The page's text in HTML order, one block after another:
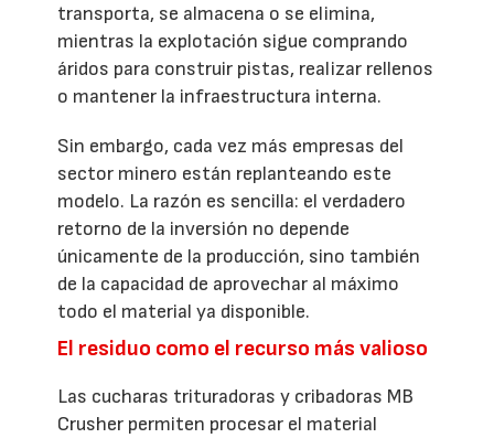
transporta, se almacena o se elimina,
mientras la explotación sigue comprando
áridos para construir pistas, realizar rellenos
o mantener la infraestructura interna.
Sin embargo, cada vez más empresas del
sector minero están replanteando este
modelo. La razón es sencilla: el verdadero
retorno de la inversión no depende
únicamente de la producción, sino también
de la capacidad de aprovechar al máximo
todo el material ya disponible.
El residuo como el recurso más valioso
Las cucharas trituradoras y cribadoras MB
Crusher permiten procesar el material